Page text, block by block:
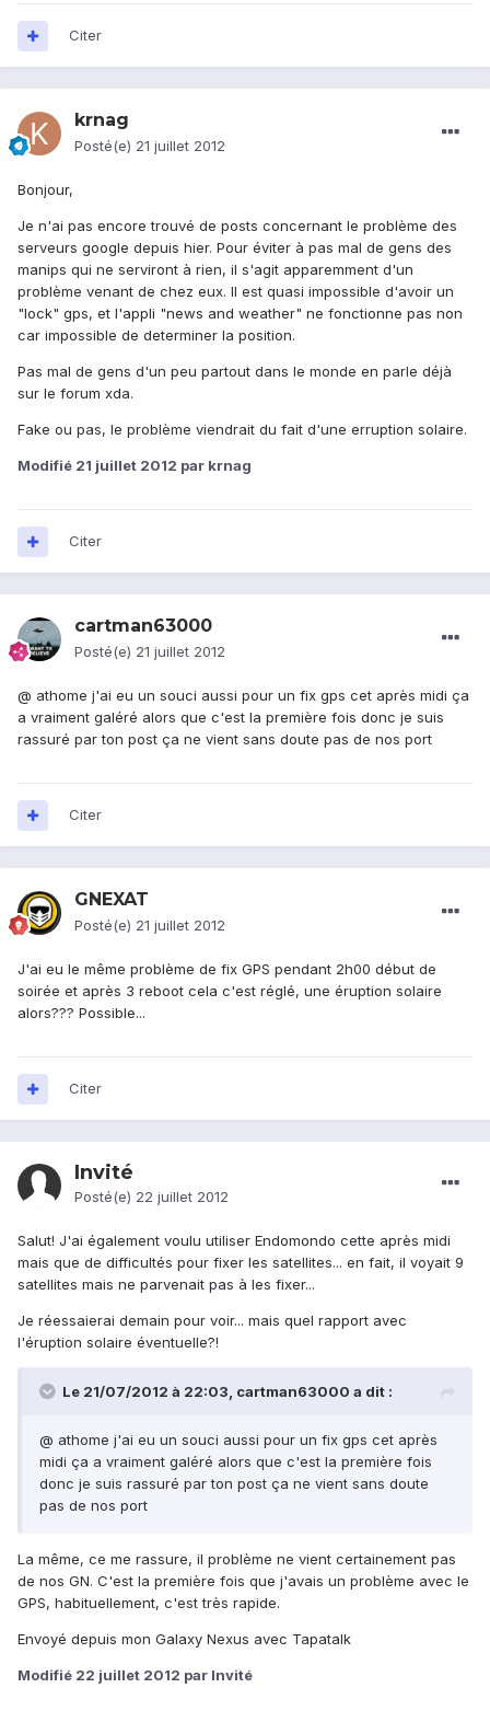
Citer
krnag
Posté(e) 21 juillet 2012
Bonjour,
Je n'ai pas encore trouvé de posts concernant le problème des
serveurs google depuis hier. Pour éviter à pas mal de gens des
manips qui ne serviront à rien, il s'agit apparemment d'un
problème venant de chez eux. Il est quasi impossible d'avoir un
"lock" gps, et l'appli "news and weather" ne fonctionne pas non
car impossible de determiner la position.
Pas mal de gens d'un peu partout dans le monde en parle déjà
sur le forum xda.
Fake ou pas, le problème viendrait du fait d'une erruption solaire.
Modifié 21 juillet 2012 par krnag
Citer
cartman63000
Posté(e) 21 juillet 2012
@ athome j'ai eu un souci aussi pour un fix gps cet après midi ça
a vraiment galéré alors que c'est la première fois donc je suis
rassuré par ton post ça ne vient sans doute pas de nos port
Citer
GNEXAT
Posté(e) 21 juillet 2012
J'ai eu le même problème de fix GPS pendant 2h00 début de
soirée et après 3 reboot cela c'est réglé, une éruption solaire
alors??? Possible...
Citer
Invité
Posté(e) 22 juillet 2012
Salut! J'ai également voulu utiliser Endomondo cette après midi
mais que de difficultés pour fixer les satellites... en fait, il voyait 9
satellites mais ne parvenait pas à les fixer...
Je réessaierai demain pour voir... mais quel rapport avec
l'éruption solaire éventuelle?!
Le 21/07/2012 à 22:03, cartman63000 a dit :
@ athome j'ai eu un souci aussi pour un fix gps cet après
midi ça a vraiment galéré alors que c'est la première fois
donc je suis rassuré par ton post ça ne vient sans doute
pas de nos port
La même, ce me rassure, il problème ne vient certainement pas
de nos GN. C'est la première fois que j'avais un problème avec le
GPS, habituellement, c'est très rapide.
Envoyé depuis mon Galaxy Nexus avec Tapatalk
Modifié 22 juillet 2012 par Invité